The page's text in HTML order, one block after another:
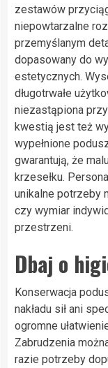
zestawów
niepowtarzalne
przemyślanym
dopasowany do
estetycznych.
długotrwałe
niezastąpiona
kwestią jest też
wypełnione
gwarantują, że
krzesełku.
unikalne potrzeby
czy wymiar
przestrzeni.
Dbaj o
Konserwacja
nakładu sił ani
ogromne
Zabrudzenia
razie potrzeby